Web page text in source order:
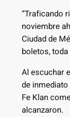
“Traficando
noviembre
Ciudad de
boletos, toda
Al escuchar
de
Fe Klan
alcanzaron.